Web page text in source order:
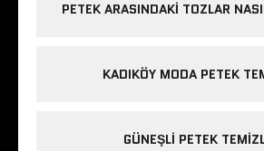
PETEK ARASINDAKI TOZLAR
KADIKÖY MODA PETEK
GÜNEŞLI PETEK